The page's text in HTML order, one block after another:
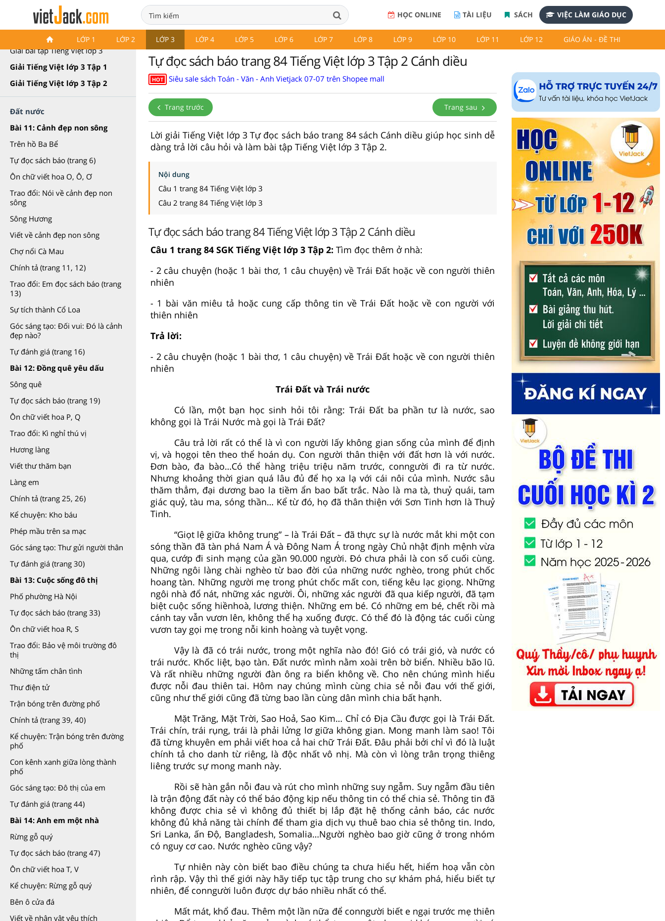
HỌC ONLINE TÀI LIỆU SÁCH VIỆC LÀM GIÁO DỤC
LỚP 1 LỚP 2 LỚP 3 LỚP 4 LỚP 5 LỚP 6 LỚP 7 LỚP 8 LỚP 9 LỚP 10 LỚP 11 LỚP 12 GIÁO ÁN - ĐỀ THI
Giải Tiếng Việt lớp 3 Cánh diều
Giải bài tập Tiếng Việt lớp 3
Giải Tiếng Việt lớp 3 Tập 1
Giải Tiếng Việt lớp 3 Tập 2
Đất nước
Bài 11: Cảnh đẹp non sông
Trên hồ Ba Bể
Tự đọc sách báo (trang 6)
Ôn chữ viết hoa O, Ô, Ơ
Trao đổi: Nói về cảnh đẹp non
sông
Sông Hương
Viết về cảnh đẹp non sông
Chợ nổi Cà Mau
Chính tả (trang 11, 12)
Trao đổi: Em đọc sách báo (trang
13)
Sự tích thành Cổ Loa
Góc sáng tạo: Đối vui: Đó là cảnh
đẹp nào?
Tự đánh giá (trang 16)
Bài 12: Đồng quê yêu dấu
Sông quê
Tự đọc sách báo (trang 19)
Ôn chữ viết hoa P, Q
Trao đổi: Kì nghỉ thú vị
Hương làng
Viết thư thăm bạn
Làng em
Chính tả (trang 25, 26)
Kể chuyện: Kho báu
Phép mầu trên sa mạc
Góc sáng tạo: Thư gửi người thân
Tự đánh giá (trang 30)
Bài 13: Cuộc sống đô thị
Phố phường Hà Nội
Tự đọc sách báo (trang 33)
Ôn chữ viết hoa R, S
Trao đổi: Bảo vệ môi trường đô
thị
Những tấm chân tình
Thư điện tử
Trận bóng trên đường phố
Chính tả (trang 39, 40)
Kể chuyện: Trận bóng trên đường
phố
Con kênh xanh giữa lòng thành
phố
Góc sáng tạo: Đô thị của em
Tự đánh giá (trang 44)
Bài 14: Anh em một nhà
Rừng gỗ quý
Tự đọc sách báo (trang 47)
Ôn chữ viết hoa T, V
Kể chuyện: Rừng gỗ quý
Bên ô cửa đá
Viết về nhân vật yêu thích
Tự đọc sách báo trang 84 Tiếng Việt lớp 3 Tập 2 Cánh diều
HOT Siêu sale sách Toán - Văn - Anh Vietjack 07-07 trên Shopee mall
Trang trước Trang sau
Lời giải Tiếng Việt lớp 3 Tự đọc sách báo trang 84 sách Cánh diều giúp học sinh dễ
dàng trả lời câu hỏi và làm bài tập Tiếng Việt lớp 3 Tập 2.
Nội dung
Câu 1 trang 84 Tiếng Việt lớp 3
Câu 2 trang 84 Tiếng Việt lớp 3
Tự đọc sách báo trang 84 Tiếng Việt lớp 3 Tập 2 Cánh diều
Câu 1 trang 84 SGK Tiếng Việt lớp 3 Tập 2: Tìm đọc thêm ở nhà:
- 2 câu chuyện (hoặc 1 bài thơ, 1 câu chuyện) về Trái Đất hoặc về con người thiên
nhiên
- 1 bài văn miêu tả hoặc cung cấp thông tin về Trái Đất hoặc về con người với
thiên nhiên
Trả lời:
- 2 câu chuyện (hoặc 1 bài thơ, 1 câu chuyện) về Trái Đất hoặc về con người thiên
nhiên
Trái Đất và Trái nước
Có lần, một bạn học sinh hỏi tôi rằng: Trái Đất ba phần tư là nước, sao
không gọi là Trái Nước mà gọi là Trái Đất?
Câu trả lời rất có thể là vì con người lấy không gian sống của mình để định
vị, và họgọi tên theo thể hoán dụ. Con người thân thiện với đất hơn là với nước.
Đơn bào, đa bào…Có thể hàng triệu triệu năm trước, conngười đi ra từ nước.
Nhưng khoảng thời gian quá lâu đủ để họ xa lạ với cái nôi của mình. Nước sâu
thăm thẳm, đại dương bao la tiềm ẩn bao bất trắc. Nào là ma tà, thuỷ quái, tam
giác quỷ, tàu ma, sóng thần… Kể từ đó, họ đã thân thiện với Sơn Tinh hơn là Thuỷ
Tinh.
“Giọt lệ giữa không trung” – là Trái Đất – đã thực sự là nước mắt khi một con
sóng thần đã tàn phá Nam Á và Đông Nam Á trong ngày Chủ nhật định mệnh vừa
qua, cướp đi sinh mạng của gần 90.000 người. Đó chưa phải là con số cuối cùng.
Những ngôi làng chài nghèo từ bao đời của những nước nghèo, trong phút chốc
hoang tàn. Những người mẹ trong phút chốc mất con, tiếng kêu lạc giọng. Những
ngôi nhà đổ nát, những xác người. Ôi, những xác người đã qua kiếp người, đã tạm
biệt cuộc sống hiềnhoà, lương thiện. Những em bé. Có những em bé, chết rồi mà
cánh tay vẫn vươn lên, không thể hạ xuống được. Có thể đó là động tác cuối cùng
vươn tay gọi mẹ trong nỗi kinh hoàng và tuyệt vọng.
Vậy là đã có trái nước, trong một nghĩa nào đó! Gió có trái gió, và nước có
trái nước. Khốc liệt, bạo tàn. Đất nước mình nằm xoài trên bờ biển. Nhiều bão lũ.
Và rất nhiều những người đàn ông ra biển không về. Cho nên chúng mình hiểu
được nỗi đau thiên tai. Hôm nay chúng mình cùng chia sẻ nỗi đau với thế giới,
cũng như thế giới cũng đã từng bao lần cùng dân mình chia bất hạnh.
Mặt Trăng, Mặt Trời, Sao Hoả, Sao Kim… Chỉ có Địa Cầu được gọi là Trái Đất.
Trái chín, trái rụng, trái là phải lửng lơ giữa không gian. Mong manh làm sao! Tôi
đã từng khuyên em phải viết hoa cả hai chữ Trái Đất. Đâu phải bởi chỉ vì đó là luật
chính tả cho danh từ riêng, là độc nhất vô nhị. Mà còn vì lòng trân trọng thiêng
liêng trước sự mong manh này.
Rồi sẽ hàn gắn nỗi đau và rút cho mình những suy ngẫm. Suy ngẫm đầu tiên
là trận động đất này có thể báo động kịp nếu thông tin có thể chia sẻ. Thông tin đã
không được chia sẻ vì không đủ thiết bị lắp đặt hệ thống cảnh báo, các nước
không đủ khả năng tài chính để tham gia dịch vụ thuê bao chia sẻ thông tin. Indo,
Sri Lanka, ấn Độ, Bangladesh, Somalia…Người nghèo bao giờ cũng ở trong nhóm
có nguy cơ cao. Nước nghèo cũng vậy?
Tự nhiên này còn biết bao điều chúng ta chưa hiểu hết, hiểm hoạ vẫn còn
rình rập. Vậy thì thế giới này hãy tiếp tục tập trung cho sự khám phá, hiểu biết tự
nhiên, để conngười luôn được dự báo nhiều nhất có thể.
Mất mát, khổ đau. Thêm một lần nữa để conngười biết e ngại trước mẹ thiên